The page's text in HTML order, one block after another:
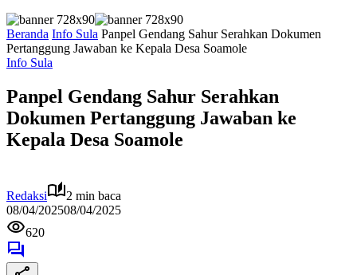
Beranda Info Sula Panpel Gendang Sahur Serahkan Dokumen
Pertanggung Jawaban ke Kepala Desa Soamole
Info Sula
Panpel Gendang Sahur Serahkan
Dokumen Pertanggung Jawaban ke
Kepala Desa Soamole
Redaksi
2 min baca
08/04/202508/04/2025
620